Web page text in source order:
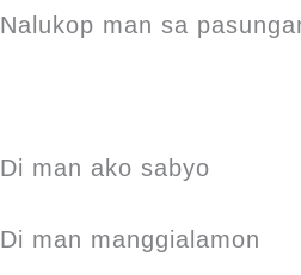
Nalukop man sa
Di man ako sabyo
Di man manggialamon